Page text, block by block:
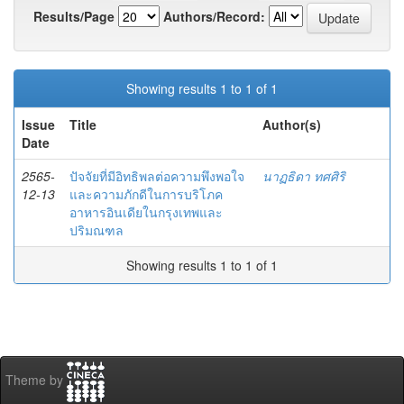
Results/Page
Authors/Record:
Showing results 1 to 1 of 1
Issue
Date
Title Author(s)
2565-
12-13
ปัจจัยที่มีอิทธิพลต่อความพึงพอใจ
และความภักดีในการบริโภค
อาหารอินเดียในกรุงเทพและ
ปริมณฑล
นาฏธิดา ทศศิริ
Showing results 1 to 1 of 1
Theme by